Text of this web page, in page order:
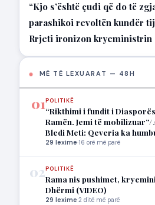
“Kjo s’është çudi që do të
parashikoi revoltën kundër tij
Rrjeti ironizon kryeministrin
MË TË LEXUARAT — 48H
01POLITIKË
“Rikthimi i fundit i
Ramën. Jemi të
Bledi Meti: Qeveria ka
29 lexime·16 orë më parë
02POLITIKË
Rama nis pushimet,
Dhërmi (VIDEO)
29 lexime·2 ditë më parë